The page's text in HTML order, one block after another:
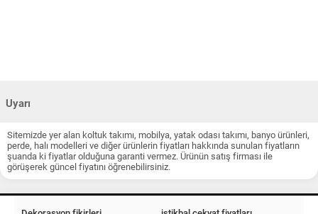
Uyarı
Sitemizde yer alan koltuk takımı, mobilya, yatak odası takımı, banyo ürünleri,
perde, halı modelleri ve diğer ürünlerin fiyatları hakkında sunulan fiyatların
şuanda ki fiyatlar olduğuna garanti vermez. Ürünün satış firması ile
görüşerek güncel fiyatını öğrenebilirsiniz.